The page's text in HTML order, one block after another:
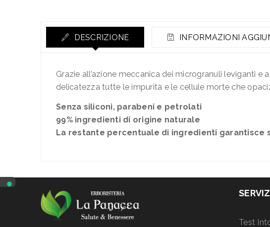
DESCRIZIONE INFORMAZIONI
Grazie all’azione meccanica dei microgranuli leviganti
delicatezza tutte le impurità e le cellule morte che
Senza siliconi, parabeni e petrolati
99% ingredienti di origine naturale
La restante percentuale di ingredienti
Test